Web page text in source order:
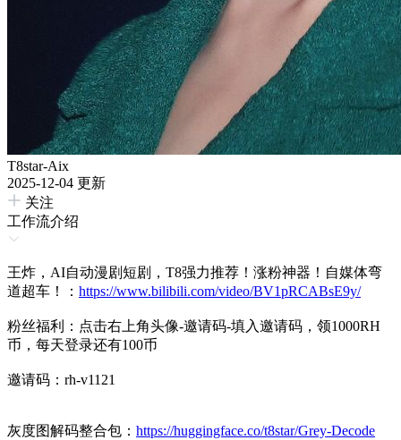
T8star-Aix
2025-12-04 更新
关注
工作流介绍
王炸，AI自动漫剧短剧，T8强力推荐！涨粉神器！自媒体弯
道超车！： https://www.bilibili.com/video/BV1pRCABsE9y/
粉丝福利：点击右上角头像-邀请码-填入邀请码，领1000RH
币，每天登录还有100币
邀请码：rh-v1121
灰度图解码整合包： https://huggingface.co/t8star/Grey-Decode